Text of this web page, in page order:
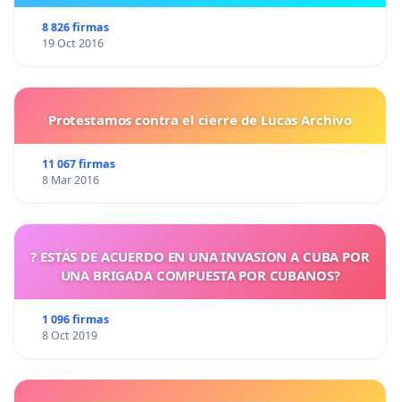
8 826 firmas
19 Oct 2016
Protestamos contra el cierre de Lucas Archivo
11 067 firmas
8 Mar 2016
? ESTÁS DE ACUERDO EN UNA INVASION A CUBA POR
UNA BRIGADA COMPUESTA POR CUBANOS?
1 096 firmas
8 Oct 2019